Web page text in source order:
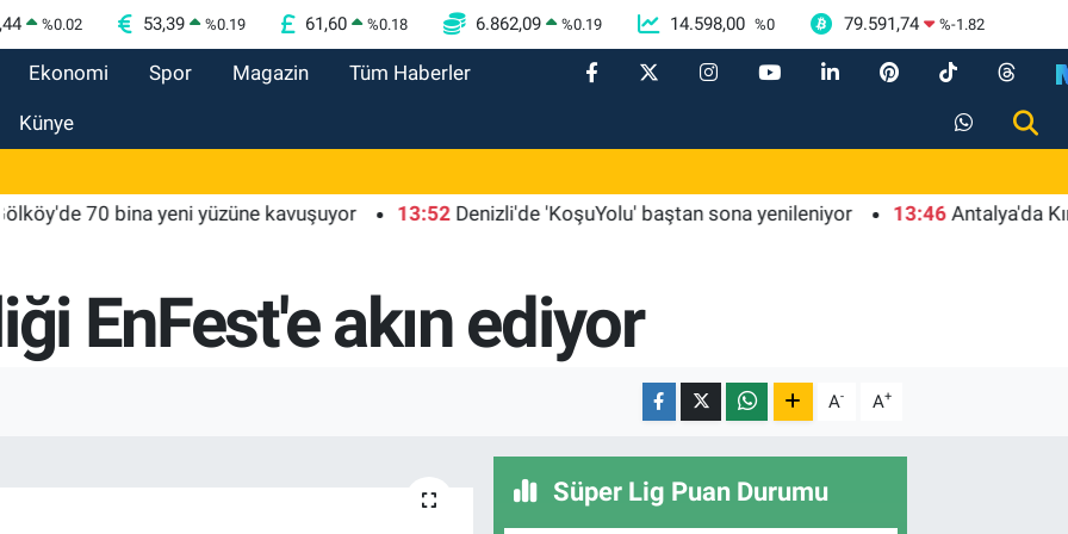
%0.02 53,39 %0.19 61,60 %0.18 6.862,09 %0.19 14.598,00 %0 79.591,74 %-1.82
Ekonomi Spor Magazin Tüm Haberler
Künye
70 bina yeni yüzüne kavuşuyor 13:52 Denizli'de 'KoşuYolu' baştan sona yenileniyor 13:46 Antalya'da
EnFest'e akın ediyor
A- A+
Süper Lig Puan Durumu